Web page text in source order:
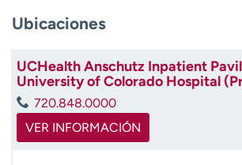
c
o
a
Ubicaciones
UCHealth Anschutz Inpatient
University of Colorado Hospital
720.848.0000
VER INFORMACIÓN